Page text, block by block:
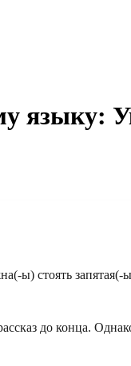
ы) стоять запятая(-
до конца.